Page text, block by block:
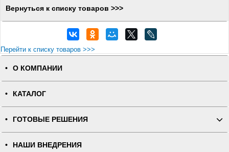
Вернуться к списку товаров >>>
Перейти к списку товаров >>>
О КОМПАНИИ
КАТАЛОГ
ГОТОВЫЕ РЕШЕНИЯ
НАШИ ВНЕДРЕНИЯ